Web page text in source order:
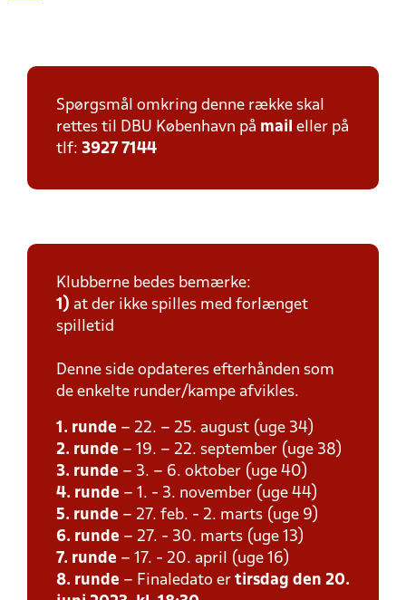
Spørgsmål omkring denne række skal
rettes til DBU København på mail eller på
tlf: 3927 7144
Klubberne bedes bemærke:
1) at der ikke spilles med forlænget
spilletid
Denne side opdateres efterhånden som
de enkelte runder/kampe afvikles.
1. runde – 22. – 25. august (uge 34)
2. runde – 19. – 22. september (uge 38)
3. runde – 3. – 6. oktober (uge 40)
4. runde – 1. - 3. november (uge 44)
5. runde – 27. feb. - 2. marts (uge 9)
6. runde – 27. - 30. marts (uge 13)
7. runde – 17. - 20. april (uge 16)
8. runde – Finaledato er tirsdag den 20.